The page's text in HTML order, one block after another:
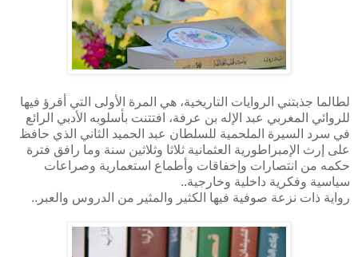
لطالما جذبتني الروايات التاريخية، هي المرة الأولى التي أقرؤ فيها
للروائي المغربي عبد الإله بن عرفة، افتتنت بأسلوبه الأدبي الرائع
في سرد السيرة الملحمية للسلطان عبد الحميد الثاني الذي حافظ
على إرث الإمبراطورية العثمانية ثلاثا وثلاثين سنة وما رافق فترة
حكمه من انتصارات وإخفاقات وأطماع استعمارية وصراعات
سياسية وفكرية داخلية وخارجية..
رواية ذات نزعة صوفية فيها الكثير والمثير من الدروس والعبر..